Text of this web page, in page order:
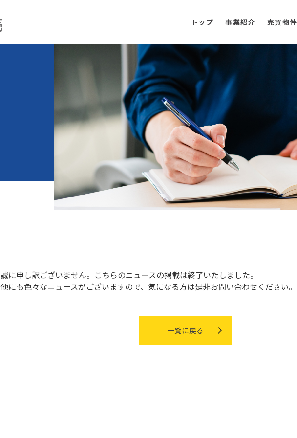
トップ 事業紹介 売買物件
誠に申し訳ございません。こちらのニュースの掲載は終了いたしました。
他にも色々なニュースがございますので、 気になる方は是非お問い合わせください。
一覧に戻る